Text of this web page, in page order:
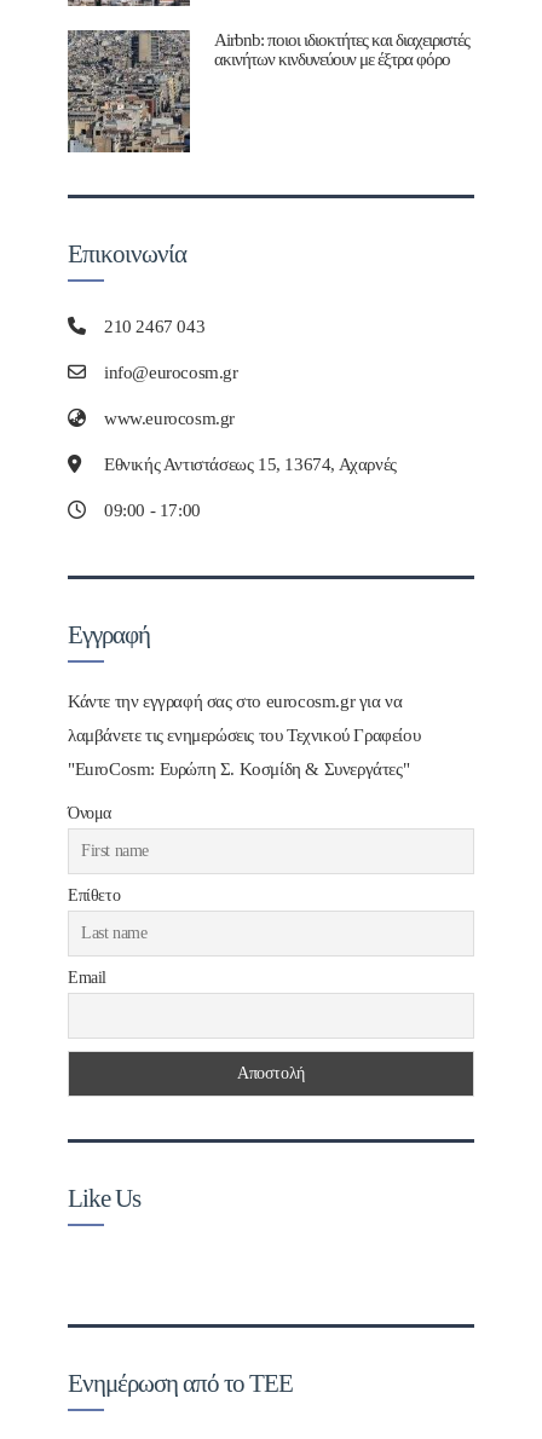
Airbnb: ποιοι ιδιοκτήτες και διαχειριστές
ακινήτων κινδυνεύουν με έξτρα φόρο
Επικοινωνία
210 2467 043
info@eurocosm.gr
www.eurocosm.gr
Εθνικής Αντιστάσεως 15, 13674, Αχαρνές
09:00 - 17:00
Εγγραφή
Κάντε την εγγραφή σας στο eurocosm.gr για να
λαμβάνετε τις ενημερώσεις του Τεχνικού Γραφείου
"EuroCosm: Ευρώπη Σ. Κοσμίδη & Συνεργάτες"
Όνομα
Επίθετο
Email
Like Us
Ενημέρωση από το ΤΕΕ